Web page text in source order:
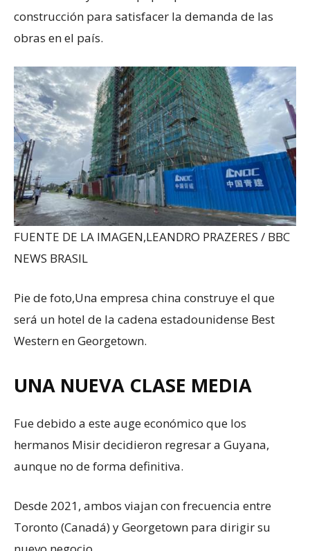
construcción para satisfacer la demanda de las
obras en el país.
FUENTE DE LA IMAGEN,LEANDRO PRAZERES / BBC
NEWS BRASIL
Pie de foto,Una empresa china construye el que
será un hotel de la cadena estadounidense Best
Western en Georgetown.
UNA NUEVA CLASE MEDIA
Fue debido a este auge económico que los
hermanos Misir decidieron regresar a Guyana,
aunque no de forma definitiva.
Desde 2021, ambos viajan con frecuencia entre
Toronto (Canadá) y Georgetown para dirigir su